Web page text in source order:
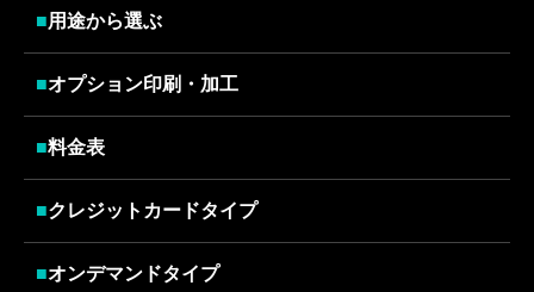
■用途から選ぶ
■オプション印刷・加工
■料金表
■クレジットカードタイプ
■オンデマンドタイプ